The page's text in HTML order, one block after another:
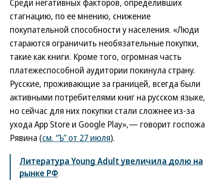
Среди негативных факторов, определивших
стагнацию, по ее мнению, снижение
покупательной способности у населения. «Люди
стараются ограничить необязательные покупки,
такие как книги. Кроме того, огромная часть
платежеспособной аудитории покинула страну.
Русские, проживающие за границей, всегда были
активными потребителями книг на русском языке,
но сейчас для них покупки стали сложнее из-за
ухода App Store и Google Play»,— говорит госпожа
Рявина (см. “Ъ” от 27 июля).
Литература Young Adult увеличила долю на
рынке РФ